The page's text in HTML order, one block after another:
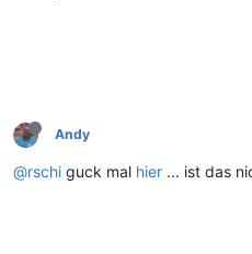
Andy
@rschi guck mal hier ... ist das